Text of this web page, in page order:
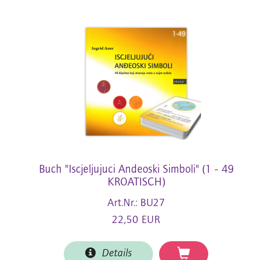
Buch "Iscjeljujuci Andeoski Simboli" (1 - 49
KROATISCH)
Art.Nr.: BU27
22,50 EUR
Details